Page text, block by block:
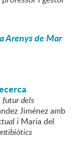
Arenys de Mar
futur dels
Jiménez amb
i Maria del